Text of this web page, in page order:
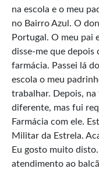
na escola e o meu
no Bairro Azul. O
Portugal. O meu pai
disse-me que depois
farmácia. Passei lá
escola o meu
trabalhar. Depois,
diferente, mas fui
Farmácia com ele.
Militar da Estrela.
Eu gosto muito
atendimento ao